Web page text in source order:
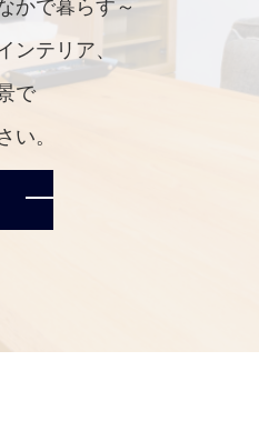
かで暮らす～
ンテリア、
で
い。